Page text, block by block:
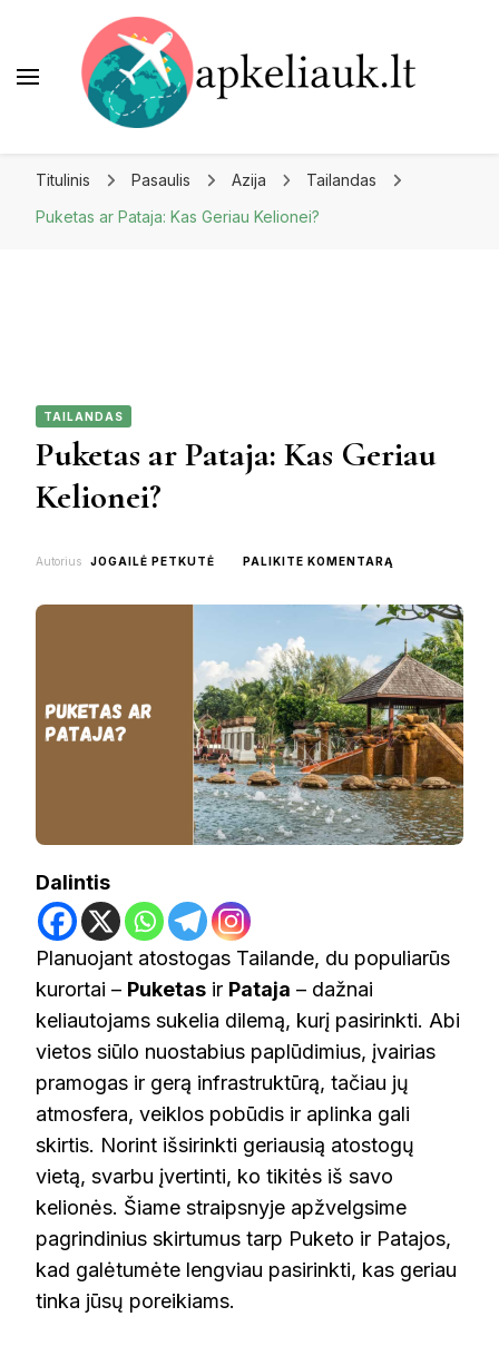
Titulinis Pasaulis Azija
Tailandas
Puketas ar Pataja: Kas Geriau Kelionei?
TAILANDAS
Puketas ar Pataja: Kas Geriau
Kelionei?
Autorius JOGAILĖ PETKUTĖ PALIKITE KOMENTARĄ
PATAJA:
KAS
GERIAU
KELIONEI?
Dalintis
Planuojant atostogas Tailande, du populiarūs
kurortai – Puketas ir Pataja – dažnai
keliautojams sukelia dilemą, kurį pasirinkti. Abi
vietos siūlo nuostabius paplūdimius, įvairias
pramogas ir gerą infrastruktūrą, tačiau jų
atmosfera, veiklos pobūdis ir aplinka gali
skirtis. Norint išsirinkti geriausią atostogų
vietą, svarbu įvertinti, ko tikitės iš savo
kelionės. Šiame straipsnyje apžvelgsime
pagrindinius skirtumus tarp Puketo ir Patajos,
kad galėtumėte lengviau pasirinkti, kas geriau
tinka jūsų poreikiams.